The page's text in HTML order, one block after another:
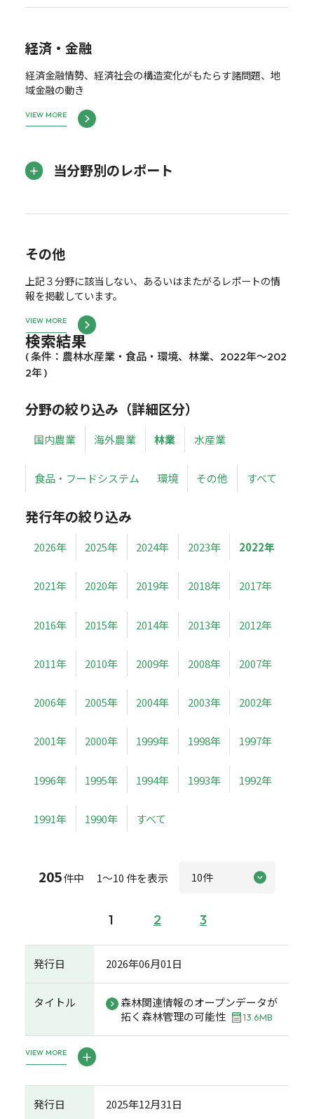
経済・金融
経済金融情勢、経済社会の構造変化がもたらす諸問題、地
域金融の動き
VIEW MORE
当分野別のレポート
その他
上記３分野に該当しない、あるいはまたがるレポートの情
報を掲載しています。
VIEW MORE
検索結果
( 条件：農林水産業・食品・環境、林業、2022年～202
2年 )
分野の絞り込み（詳細区分）
国内農業 海外農業 林業 水産業
食品・フードシステム 環境 その他 すべて
発行年の絞り込み
2026年 2025年 2024年 2023年 2022年
2021年 2020年 2019年 2018年 2017年
2016年 2015年 2014年 2013年 2012年
2011年 2010年 2009年 2008年 2007年
2006年 2005年 2004年 2003年 2002年
2001年 2000年 1999年 1998年 1997年
1996年 1995年 1994年 1993年 1992年
1991年 1990年 すべて
205件中 1～10 件を表示
1 2 3
発行日 2026年06月01日
タイトル
森林関連情報のオープンデータが
拓く森林管理の可能性
13.6MB
VIEW MORE
発行日 2025年12月31日